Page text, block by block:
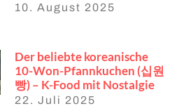
10. August 2025
Der beliebte koreanische
10-Won-Pfannkuchen (십원
빵) – K-Food mit Nostalgie
22. Juli 2025